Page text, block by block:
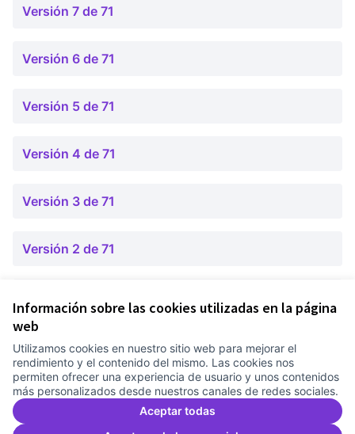
Información sobre las cookies utilizadas en la página
web
Utilizamos cookies en nuestro sitio web para mejorar el
rendimiento y el contenido del mismo. Las cookies nos
permiten ofrecer una experiencia de usuario y unos contenidos
más personalizados desde nuestros canales de redes sociales.
Aceptar todas
Versión 7 de 71
Versión 6 de 71
Versión 5 de 71
Versión 4 de 71
Versión 3 de 71
Versión 2 de 71
Términos y condiciones de uso
Configuración de cookies
Comunitat Canòdrom en Facebook
(Link extern)
Comunitat Canòdrom en Instagram
(Link extern)
Comunitat Canòdrom en YouTube
(Link extern)
Castellano
Triar la llenguaElegir el idiomaChoose language